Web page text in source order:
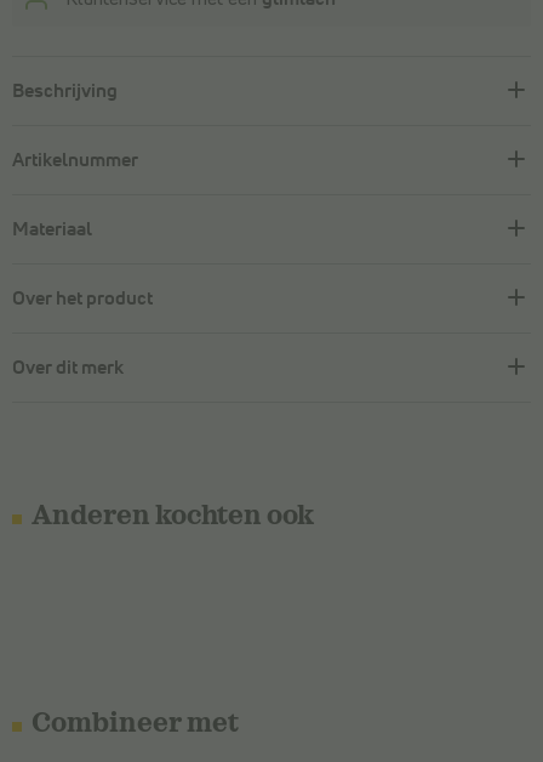
Beschrijving
Artikelnummer
Materiaal
Over het product
Over dit merk
Anderen kochten ook
Combineer met